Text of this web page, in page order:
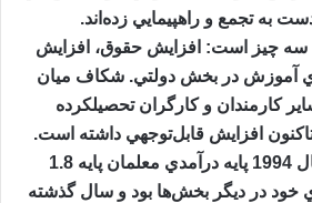
به تجمع و راهپيمايي زده‌اند.
سه چيز است: افزايش حقوق، افزايش
آموزش در بخش دولتي. شكاف ميان
كارمندان و كارگران تحصيلكرده
با آنها از دهه 90 تاكنون افزايش قابل‌‌توجهي داشته است.
بنا بر گزارش تايم در سال 1994 پايه درآمدي معلمان پايه 1.8
خود در ديگر بخش‌ها بود و سال گذشته